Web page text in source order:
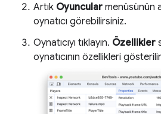
Artık Oyuncular menüsünün
oynatıcı görebilirsiniz.
Oynatıcıyı tıklayın. Özellikler
oynatıcının özellikleri